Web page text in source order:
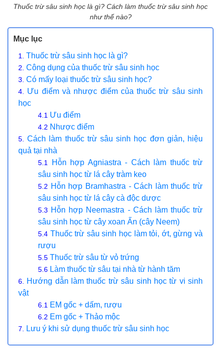
Thuốc trừ sâu sinh học là gì? Cách làm thuốc trừ sâu sinh học
như thế nào?
Mục lục
Thuốc trừ sâu sinh học là gì?
Công dụng của thuốc trừ sâu sinh học
Có mấy loại thuốc trừ sâu sinh học?
Ưu điểm và nhược điểm của thuốc trừ sâu sinh
học
Ưu điểm
Nhược điểm
Cách làm thuốc trừ sâu sinh học đơn giản, hiệu
quả tại nhà
Hỗn hợp Agniastra - Cách làm thuốc trừ
sâu sinh học từ lá cây tràm keo
Hỗn hợp Bramhastra - Cách làm thuốc trừ
sâu sinh học từ lá cây cà độc dược
Hỗn hợp Neemastra - Cách làm thuốc trừ
sâu sinh học từ cây xoan Ấn (cây Neem)
Thuốc trừ sâu sinh học làm tỏi, ớt, gừng và
rượu
Thuốc trừ sâu từ vỏ trứng
Làm thuốc từ sâu tại nhà từ hành tăm
Hướng dẫn làm thuốc trừ sâu sinh học từ vi sinh
vật
EM gốc + dấm, rượu
Em gốc + Thảo mộc
Lưu ý khi sử dụng thuốc trừ sâu sinh học